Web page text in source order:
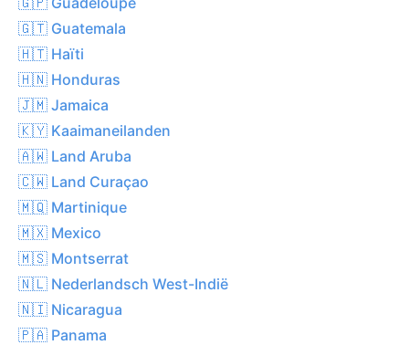
🇬🇹 Guatemala
🇭🇹 Haïti
🇭🇳 Honduras
🇯🇲 Jamaica
🇰🇾 Kaaimaneilanden
🇦🇼 Land Aruba
🇨🇼 Land Curaçao
🇲🇶 Martinique
🇲🇽 Mexico
🇲🇸 Montserrat
🇳🇱 Nederlandsch West-Indië
🇳🇮 Nicaragua
🇵🇦 Panama